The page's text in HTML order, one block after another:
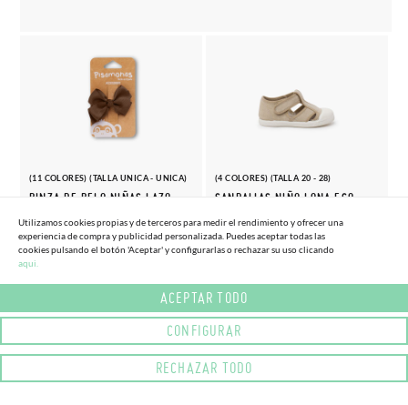
(11 COLORES) (TALLA UNICA - UNICA)
PINZA DE PELO NIÑAS LAZO
4,95€ (-10%)
4,45€
(4 COLORES) (TALLA 20 - 28)
SANDALIAS NIÑO LONA ECO
34,
29,70€
Utilizamos cookies propias y de terceros para medir el rendimiento y ofrecer una
experiencia de compra y publicidad personalizada. Puedes aceptar todas las
cookies pulsando el botón 'Aceptar' y configurarlas o rechazar su uso clicando
aqui.
ACEPTAR TODO
CONFIGURAR
RECHAZAR TODO